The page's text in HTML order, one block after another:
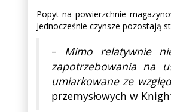
Popyt na powierzchnie
Jednocześnie czynsze pozostają
– Mimo relatywnie
zapotrzebowania na
umiarkowane ze
przemysłowych w